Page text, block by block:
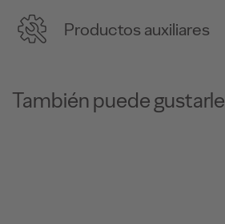
Productos auxiliares
También puede gustarle